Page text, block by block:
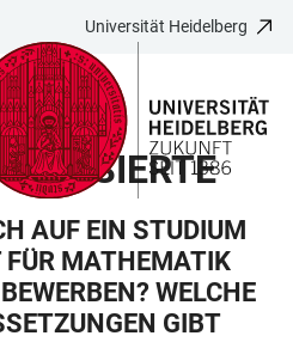
Universität Heidelberg
AUF EIN STUDIUM
FÜR MATHEMATIK
WELCHE
GIBT